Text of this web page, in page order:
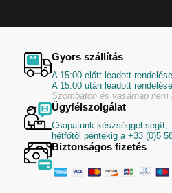
Gyors szállítás
A 15:00 előtt leadott
A 15:00 után leadott
Szombaton és vasárnap
Ügyfélszolgálat
Csapatunk készséggel segít,
hétfőtől péntekig a +33 (0)5
Biztonságos fizetés